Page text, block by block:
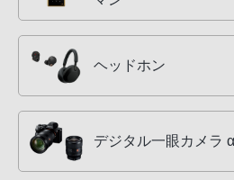
ヘッドホン
デジタル一眼カメラ